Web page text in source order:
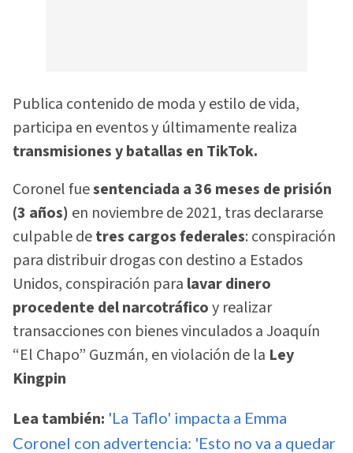
Publica contenido de moda y estilo de vida,
participa en eventos y últimamente realiza
transmisiones y batallas en TikTok.
Coronel fuesentenciada a 36 meses de prisión
(3 años) en noviembre de 2021, tras declararse
culpable detres cargos federales: conspiración
para distribuir drogas con destino a Estados
Unidos, conspiración para lavar dinero
procedente del narcotráficoy realizar
transacciones con bienes vinculados a Joaquín
“El Chapo” Guzmán, en violación de la Ley
Kingpin
Lea también: 'La Taflo' impacta a Emma
Coronel con advertencia: 'Esto no va a quedar